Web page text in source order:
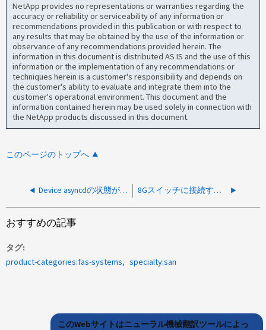
NetApp provides no representations or warranties regarding the
accuracy or reliability or serviceability of any information or
recommendations provided in this publication or with respect to
any results that may be obtained by the use of the information or
observance of any recommendations provided herein. The
information in this document is distributed AS IS and the use of this
information or the implementation of any recommendations or
techniques herein is a customer's responsibility and depends on
the customer's ability to evaluate and integrate them into the
customer's operational environment. This document and the
information contained herein may be used solely in connection with
the NetApp products discussed in this document.
このページのトップへ
Device asyncdの状態がstallであるため、FCイニシエータポートがリセットされています 8Gスイッチに接続するとFCイニシエータポートがオフラインになる
おすすめの記事
タグ
product-categories:fas-systems
specialty:san
このWebサイトはニューラル機械翻訳ツールによっ